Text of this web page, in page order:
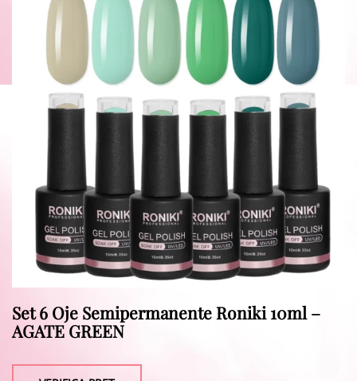
Set 6 Oje Semipermanente Roniki 10ml –
AGATE GREEN